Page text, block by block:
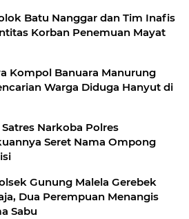
Batu Nanggar dan Tim Inafis
Korban Penemuan Mayat
Kompol Banuara Manurung
Warga Diduga Hanyut di
Narkoba Polres
Seret Nama Ompong
Gunung Malela Gerebek
Dua Perempuan Menangis
Sabu